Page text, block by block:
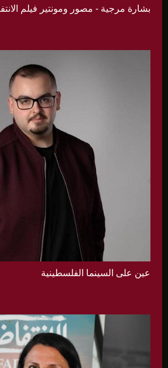
بشارة مرجية - مصور ومونتير فيلم
عين على السينما الفلسطينية